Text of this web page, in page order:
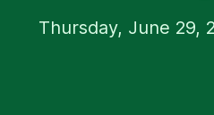
Thursday, June 29,